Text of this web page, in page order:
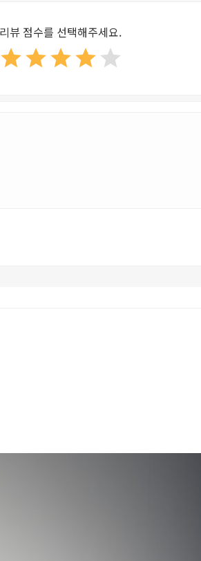
리뷰 점수를 선택해주세요.
starstarstarstarstar